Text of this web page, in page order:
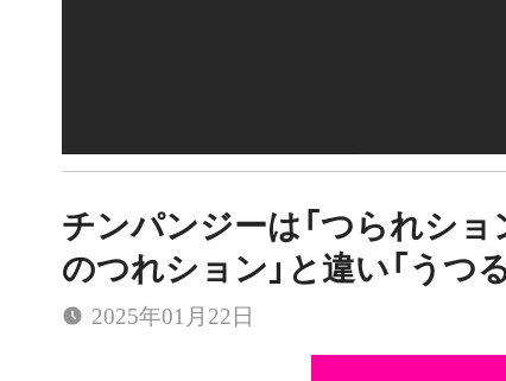
チンパンジーは「つられシ
のつれション」と違い「うつ
2025年01月22日